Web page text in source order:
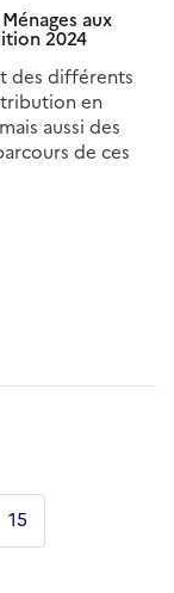
aux
2024
des différents
en
aussi des
de ces
Dernière
page
15